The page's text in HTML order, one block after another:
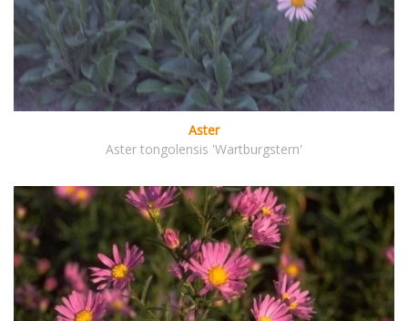
Aster
Aster tongolensis 'Wartburgstern'